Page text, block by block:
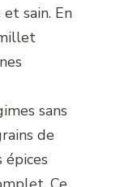
sain. En
sans
de